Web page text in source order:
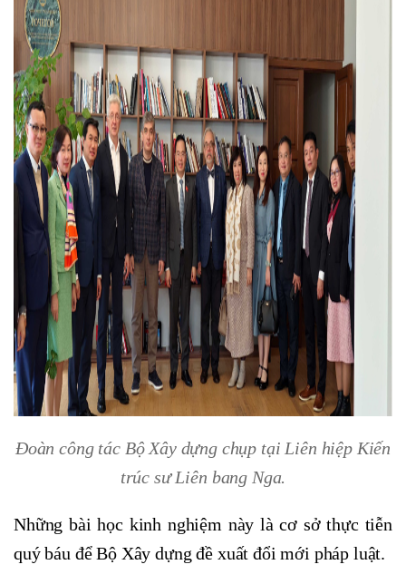
Đoàn công tác Bộ Xây dựng chụp tại Liên hiệp Kiến
trúc sư Liên bang Nga.
Những bài học kinh nghiệm này là cơ sở thực tiễn
quý báu để Bộ Xây dựng đề xuất đổi mới pháp luật.